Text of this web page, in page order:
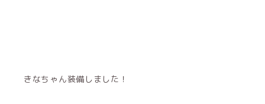
きなちゃん装備しました！